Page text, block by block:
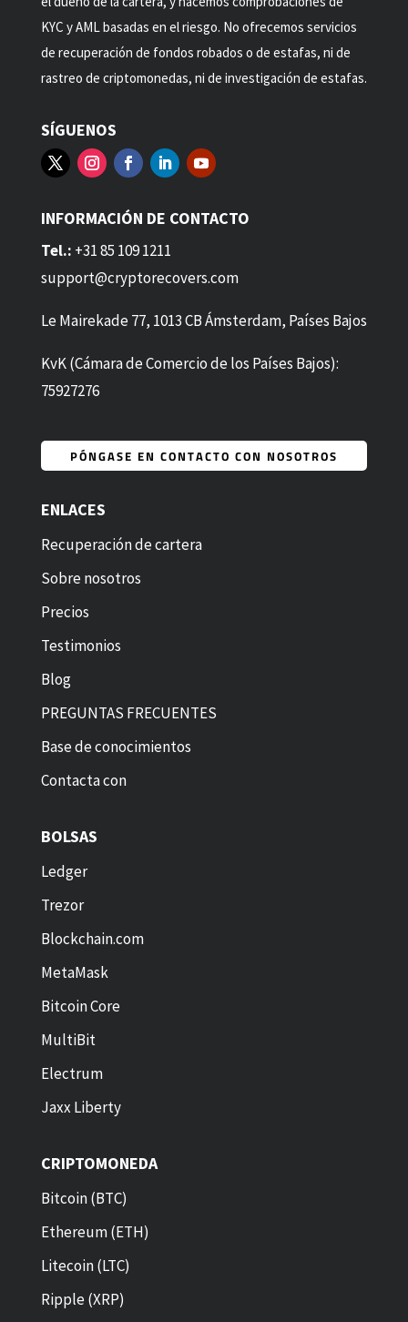
KYC y AML basadas en el riesgo. No ofrecemos servicios
de recuperación de fondos robados o de estafas, ni de
rastreo de criptomonedas, ni de investigación de estafas.
SÍGUENOS
INFORMACIÓN DE CONTACTO
Tel.: +31 85 109 1211
support@cryptorecovers.com
Le Mairekade 77, 1013 CB Ámsterdam, Países Bajos
KvK (Cámara de Comercio de los Países Bajos):
75927276
PÓNGASE EN CONTACTO CON NOSOTROS
ENLACES
Recuperación de cartera
Sobre nosotros
Precios
Testimonios
Blog
PREGUNTAS FRECUENTES
Base de conocimientos
Contacta con
BOLSAS
Ledger
Trezor
Blockchain.com
MetaMask
Bitcoin Core
MultiBit
Electrum
Jaxx Liberty
CRIPTOMONEDA
Bitcoin (BTC)
Ethereum (ETH)
Litecoin (LTC)
Ripple (XRP)